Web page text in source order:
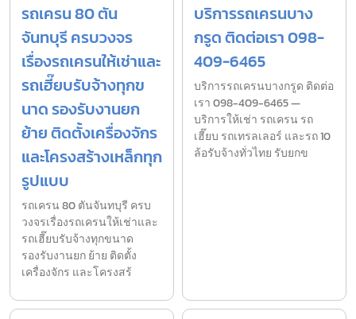
รถเครน 80 ตัน
จันทบุรี ครบวงจร
เรื่องรถเครนให้เช่าและ
รถเฮี๊ยบรับจ้างทุกข
นาด รองรับงานยก
ย้าย ติดตั้งเครื่องจักร
และโครงสร้างเหล็กทุก
รูปแบบ
รถเครน 80 ตันจันทบุรี ครบ
วงจรเรื่องรถเครนให้เช่าและ
รถเฮี๊ยบรับจ้างทุกขนาด
รองรับงานยก ย้าย ติดตั้ง
เครื่องจักร และโครงสร้
บริการรถเครนบาง
กรูด ติดต่อเรา 098-
409-6465
บริการรถเครนบางกรูด ติดต่อ
เรา 098-409-6465 —
บริการให้เช่า รถเครน รถ
เฮี๊ยบ รถเทรลเลอร์ และรถ 10
ล้อรับจ้างทั่วไทย รับยกข